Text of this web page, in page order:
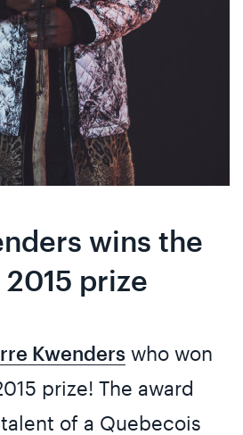
wins the
2015 prize
Kwenders who won
prize! The award
of a Quebecois